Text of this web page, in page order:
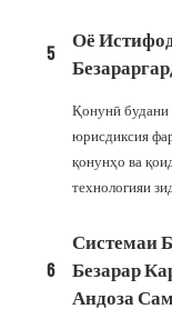
5
Оё
Қонунӣ будани
юрисдиксия
қонунҳо ва
технологияи
6
Системаи
Безарар
Андоза